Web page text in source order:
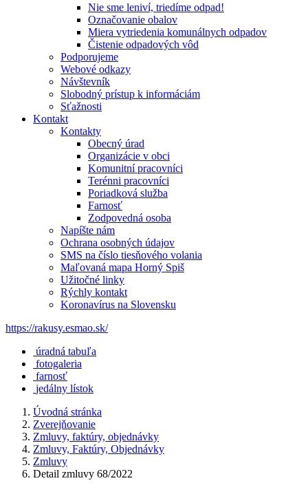
Nie sme leniví, triedíme odpad!
Označovanie obalov
Miera vytriedenia komunálnych odpadov
Čistenie odpadových vôd
Podporujeme
Webové odkazy
Návštevník
Slobodný prístup k informáciám
Sťažnosti
Kontakt
Kontakty
Obecný úrad
Organizácie v obci
Komunitní pracovníci
Terénni pracovníci
Poriadková služba
Farnosť
Zodpovedná osoba
Napíšte nám
Ochrana osobných údajov
SMS na číslo tiesňového volania
Maľovaná mapa Horný Spiš
Užitočné linky
Rýchly kontakt
Koronavírus na Slovensku
https://rakusy.esmao.sk/
úradná tabuľa
fotogaleria
farnosť
jedálny lístok
Úvodná stránka
Zverejňovanie
Zmluvy, faktúry, objednávky
Zmluvy, Faktúry, Objednávky
Zmluvy
Detail zmluvy 68/2022